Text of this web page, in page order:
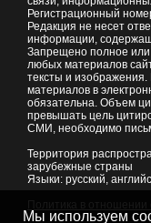
Регистрационный
Редакция не несет
информации,
Запрещено полное или
любых материалов
тексты и
материалов в
обязательна. Объем
превышать цель
СМИ, необходимо
Территория
зарубежные страны
Языки: русский,
Мы используем